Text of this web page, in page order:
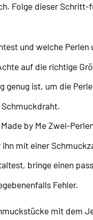
Folge dieser
und welche
auf die richtige
ist, um die
Schmuckdraht.
by Me Zwei-
mit einer
bringe einen
Fehler.
mit dem